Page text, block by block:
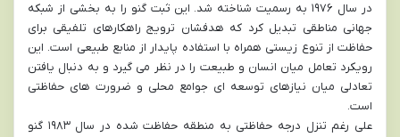
در سال ۱۹۷۶ به رسمیت شناخته شد. این ثبت گنو را به بخشی از شبکه
جهانی مناطقی تبدیل کرد که هدفشان ترویج راهکارهای تلفیقی برای
حفاظت از تنوع زیستی همراه با استفاده پایدار از منابع طبیعی است. این
رویکرد تعامل میان انسان و طبیعت را در نظر می گیرد و به دنبال یافتن
تعادلی میان نیازهای توسعه ای جوامع محلی و ضرورت های حفاظتی
است.
علی رغم تنزل درجه حفاظتی به منطقه حفاظت شده در سال ۱۹۸۳ گنو